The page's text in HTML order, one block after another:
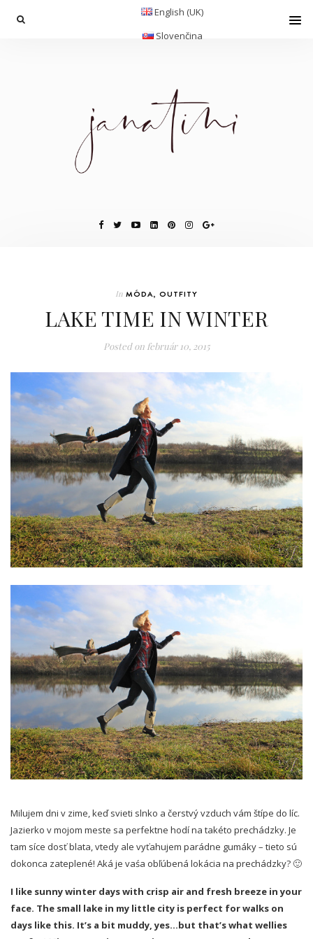
English (UK)
Slovenčina
In MÓDA, OUTFITY
LAKE TIME IN WINTER
Posted on február 10, 2015
Milujem dni v zime, keď svieti slnko a čerstvý vzduch vám štípe do líc.
Jazierko v mojom meste sa perfektne hodí na takéto prechádzky. Je
tam síce dosť blata, vtedy ale vyťahujem parádne gumáky – tieto sú
dokonca zateplené! Aká je vaśa obľúbená lokácia na prechádzky? 🙂
I like sunny winter days with crisp air and fresh breeze in your
face. The small lake in my little city is perfect for walks on
days like this. It’s a bit muddy, yes…but that’s what wellies